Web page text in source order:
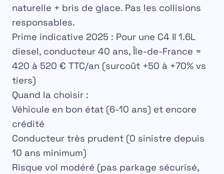
naturelle + bris de glace. Pas les collisions
responsables.
Prime indicative 2025 : Pour une C4 II 1.6L
diesel, conducteur 40 ans, Île-de-France =
420 à 520 € TTC/an (surcoût +50 à +70% vs
tiers)
Quand la choisir :
Véhicule en bon état (6-10 ans) et encore
crédité
Conducteur très prudent (0 sinistre depuis
10 ans minimum)
Risque vol modéré (pas parkage sécurisé,